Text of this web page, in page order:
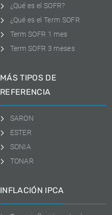
¿Qué es el SOFR?
¿Qué es el Term SOFR
Term SOFR 1 mes
Term SOFR 3 meses
MÁS TIPOS DE
REFERENCIA
SARON
ESTER
SONIA
TONAR
INFLACIÓN IPCA